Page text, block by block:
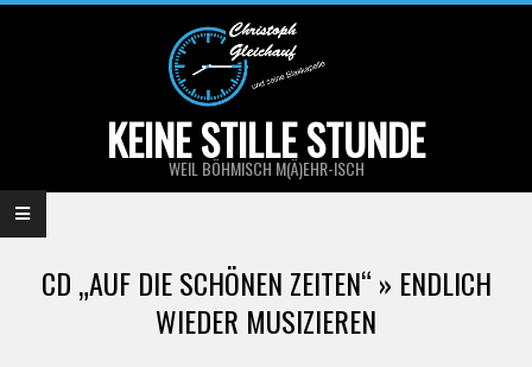
KEINE STILLE STUNDE
WEIL BÖHMISCH M(Ä)EHR-ISCH
Primary
Navigation
MenuCD „AUF DIE SCHÖNEN ZEITEN“ » ENDLICH
WIEDER MUSIZIEREN